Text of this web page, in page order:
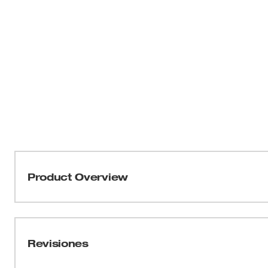
Product Overview
conecta a mangueras de identificación de 1-1/2
Revisiones